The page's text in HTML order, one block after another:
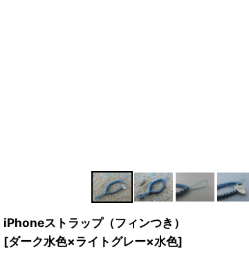
iPhoneストラップ（フィンつき）
[ダーク水色×ライトグレー×水色]